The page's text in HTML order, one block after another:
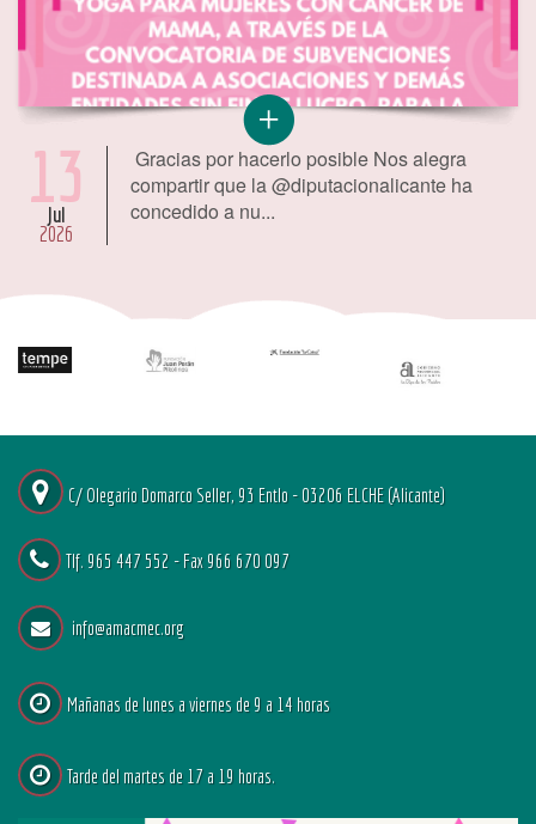
13
Jul
2026
Gracias por hacerlo posible Nos alegra
compartir que la @diputacionalicante ha
concedido a nu...
C/ Olegario Domarco Seller, 93 Entlo - 03206 ELCHE (Alicante)
Tlf. 965 447 552 - Fax 966 670 097
info@amacmec.org
Mañanas de lunes a viernes de 9 a 14 horas
Tarde del martes de 17 a 19 horas.